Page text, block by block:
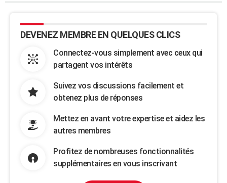
DEVENEZ MEMBRE EN QUELQUES CLICS
Connectez-vous simplement avec ceux qui
partagent vos intérêts
Suivez vos discussions facilement et
obtenez plus de réponses
Mettez en avant votre expertise et aidez les
autres membres
Profitez de nombreuses fonctionnalités
supplémentaires en vous inscrivant